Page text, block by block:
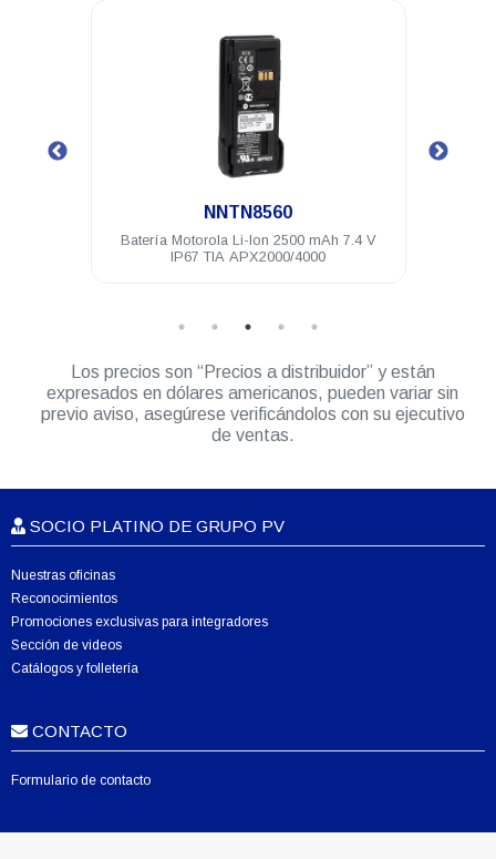
.
NNTN8560
Batería Motorola Li-Ion 2500 mAh 7.4 V
IP67 TIA APX2000/4000
Los precios son “Precios a distribuidor” y están
expresados en dólares americanos, pueden variar sin
previo aviso, asegúrese verificándolos con su ejecutivo
de ventas.
SOCIO PLATINO DE GRUPO PV
Nuestras oficinas
Reconocimientos
Promociones exclusivas para integradores
Sección de videos
Catálogos y folletería
CONTACTO
Formulario de contacto